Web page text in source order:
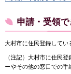
申請・受領で
大村市に住民登録してい
（注記）大村市に住民
ーやその他の窓口での手